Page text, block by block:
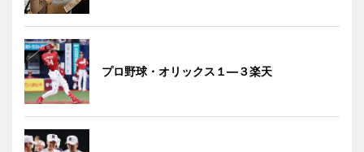
プロ野球・オリックス１―３楽天